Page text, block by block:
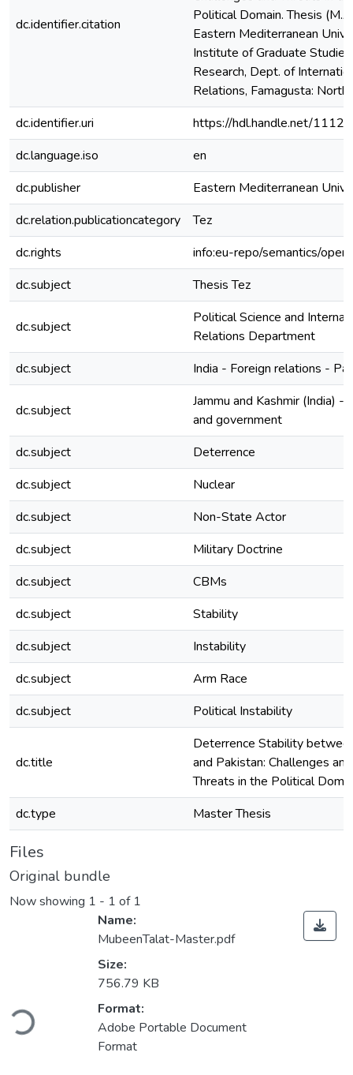
dc.identifier.citation
Political Domain. Thesis
Eastern Mediterranean
Institute of Graduate
Research, Dept. of
Relations, Famagusta: North
dc.identifier.uri
https://hdl.handle.net/
dc.language.iso
en
dc.publisher
Eastern Mediterranean
dc.relation.publicationcategory
Tez
dc.rights
info:eu-repo/semantics/
dc.subject
Thesis Tez
dc.subject
Political Science and
Relations Department
dc.subject
India - Foreign relations -
dc.subject
Jammu and Kashmir (India) -
and government
dc.subject
Deterrence
dc.subject
Nuclear
dc.subject
Non-State Actor
dc.subject
Military Doctrine
dc.subject
CBMs
dc.subject
Stability
dc.subject
Instability
dc.subject
Arm Race
dc.subject
Political Instability
dc.title
Deterrence Stability
and Pakistan: Challenges and
Threats in the Political
dc.type
Master Thesis
Files
Original bundle
Now showing 1 - 1 of 1
Loading...
Name:
MubeenTalat-Master.pdf
Size:
756.79 KB
Format:
Adobe Portable Document
Format